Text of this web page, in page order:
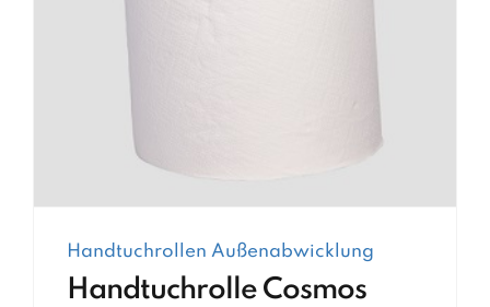
Handtuchrollen Außenabwicklung
Handtuchrolle Cosmos